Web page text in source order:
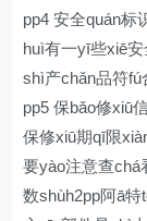
pp4 安全quán标
huì有一yī些xiē
shì产chǎn品符fú
pp5 保bǎo修xiū
保修xiū期qī限
要yào注意查chá
数shùh2pp阿ā